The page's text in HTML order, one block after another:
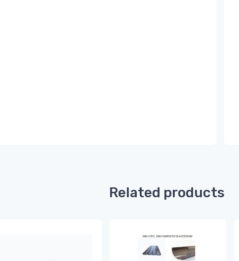
Related products